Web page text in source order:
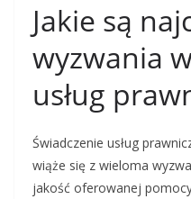
Jakie są
wyzwania
usług
Świadczenie usług
wiąże się z wieloma
jakość oferowanej